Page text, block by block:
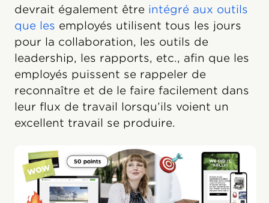
devrait également être intégré aux outils
que les employés utilisent tous les jours
pour la collaboration, les outils de
leadership, les rapports, etc., afin que les
employés puissent se rappeler de
reconnaître et de le faire facilement dans
leur flux de travail lorsqu’ils voient un
excellent travail se produire.